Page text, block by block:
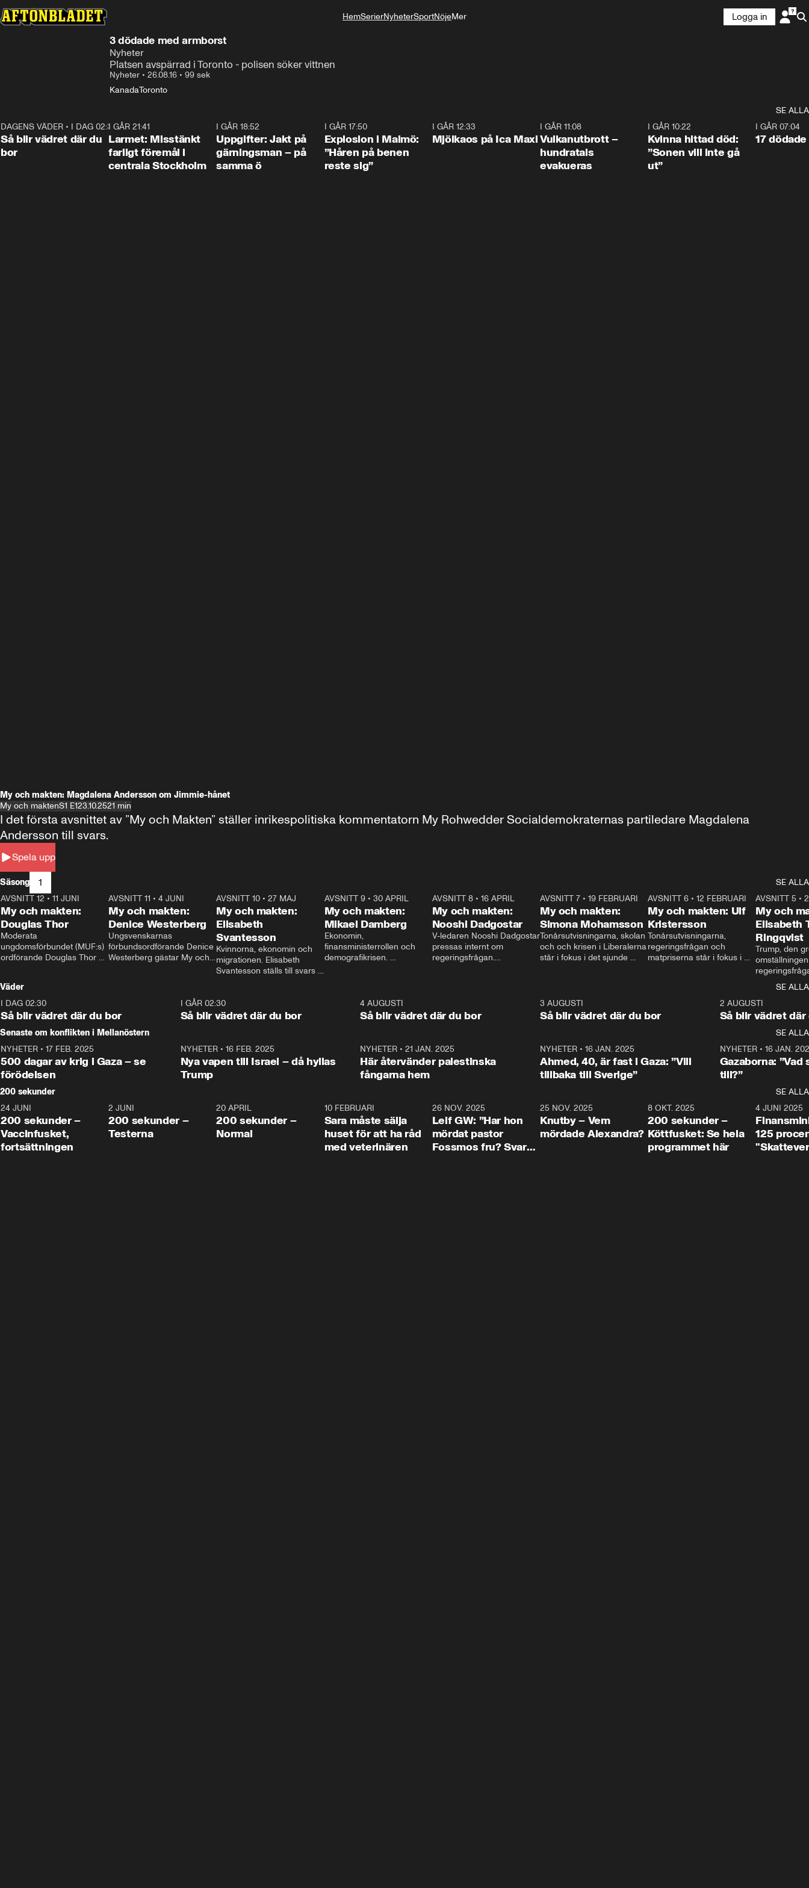
HemSerierNyheterSportNöjeMer
Logga in
3 dödade med armborst
Nyheter
Platsen avspärrad i Toronto - polisen söker vittnen
Nyheter • 26.08.16 • 99 sek
KanadaToronto
SE ALLA
1:06
DAGENS VÄDER • I DAG 02:30
Så blir vädret där du
bor
I GÅR 21:41
Larmet: Misstänkt
farligt föremål i
centrala Stockholm
I GÅR 18:52
Uppgifter: Jakt på
gärningsman – på
samma ö
I GÅR 17:50
Explosion i Malmö:
”Håren på benen
reste sig”
I GÅR 12:33
Mjölkaos på Ica Maxi
I GÅR 11:08
Vulkanutbrott –
hundratals
evakueras
I GÅR 10:22
Kvinna hittad död:
”Sonen vill inte gå
ut”
I GÅR 07:04
17
My och makten: Magdalena Andersson om Jimmie-hånet
My och maktenS1 E123.10.2521 min
Spela upp
I det första avsnittet av ”My och Makten” ställer inrikespolitiska kommentatorn My Rohwedder Socialdemokraternas partiledare Magdalena
Andersson till svars.
Säsong 1
SE ALLA
26:27
AVSNITT 12 • 11 JUNI
My och makten:
Douglas Thor
Moderata
ungdomsförbundet (MUF:s)
ordförande Douglas Thor
tonårsutvisningarna och hur
Moderaterna ska locka
väljare till valet i höst.
23:40
AVSNITT 11 •4 JUNI
My och makten:
Denice Westerberg
Ungsvenskarnas
förbundsordförande Denice
Westerberg gästar My och
AVSNITT 10 •27 MAJ
My och makten:
Elisabeth
Svantesson
Kvinnorna, ekonomin och
migrationen. Elisabeth
Svantesson ställs till svars
AVSNITT 9• 30 APRIL
My och makten:
Mikael Damberg
Ekonomin,
finansministerrollen och
demografikrisen.
och Makten.
AVSNITT 8• 16 APRIL
My och makten:
Nooshi Dadgostar
V-ledaren Nooshi Dadgostar
pressas internt om
regeringsfrågan.
– Vi ställer upp i val. Ska vi
vara med så sitter vi förstås
24:30
AVSNITT 7• 19 FEBRUARI
My och makten:
Simona Mohamsson
Tonårsutvisningarna, skolan
och och krisen i Liberalerna
står i fokus i det sjunde
kommentator My
Rohwedder ställer
utbildnings- och
Mohamsson till svars.
27:30
AVSNITT 6 •12 FEBRUARI
My och makten: Ulf
Kristersson
Tonårsutvisningarna,
regeringsfrågan och
matpriserna står i fokus i
Rohwedder ställer
statsminister Ulf Kristersson
AVSNITT 5 •
My och
Elisabeth
Ringqvist
Trump, den
centrum i
avsnittet av
Makten”. Se
Aftonbladets
Rohwedder
Thand Ring
Väder
SE ALLA
I DAG 02:30
Så blir vädret där du bor
1:06
I GÅR 02:30
Så blir vädret där du bor
4 AUGUSTI
Så blir vädret där du bor
3 AUGUSTI
Så blir vädret där du bor
2 AUGUSTI
Så blir vädret där
Senaste om konflikten i Mellanöstern
SE ALLA
NYHETER • 17 FEB. 2025
500 dagar av krig i Gaza – se
förödelsen
NYHETER• 16 FEB. 2025
Nya vapen till Israel – då hyllas
Trump
NYHETER •21 JAN. 2025
Här återvänder palestinska
fångarna hem
NYHETER• 16 JAN. 2025
Ahmed, 40, är fast i Gaza: ”Vill
tillbaka till Sverige”
NYHETER• 16 JAN.
Gazaborna:
till?”
200 sekunder
SE ALLA
5:00
24 JUNI
200 sekunder –
Vaccinfusket,
fortsättningen
4:23
2 JUNI
200 sekunder –
Testerna
20 APRIL
200 sekunder –
Normal
10 FEBRUARI
Sara måste sälja
huset för att ha råd
med veterinären
26 NOV. 2025
Leif GW: ”Har hon
mördat pastor
Fossmos fru? Svar
31:05
25 NOV. 2025
Knutby – Vem
mördade Alexandra?
4:29
8 OKT. 2025
200 sekunder –
Köttfusket: Se hela
programmet här
4 JUNI 2025
125